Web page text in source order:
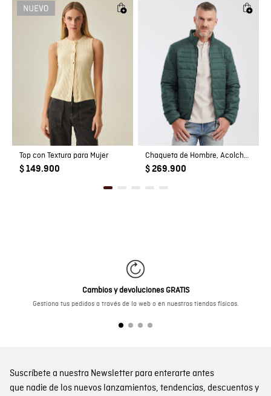
Top con Textura para Mujer
$ 149.900
Chaqueta de Hombre, Acolchada - TOGS
$ 269.900
Cambios y devoluciones GRATIS
Gestiona tus pedidos a través de la web o en nuestras tiendas físicas.
Suscríbete a nuestra Newsletter para enterarte antes
que nadie de los nuevos lanzamientos, tendencias, descuentos y